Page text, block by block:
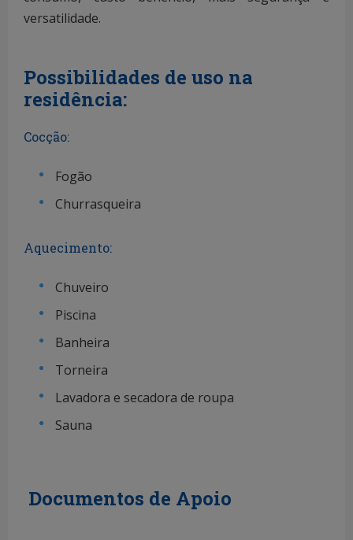
versatilidade.
Possibilidades de uso na
residência:
Cocção:
Fogão
Churrasqueira
Aquecimento:
Chuveiro
Piscina
Banheira
Torneira
Lavadora e secadora de roupa
Sauna
Documentos de Apoio